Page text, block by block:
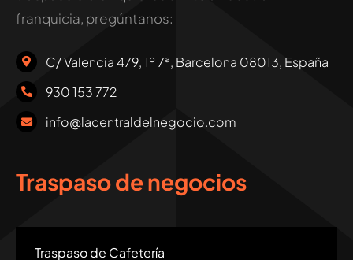
franquicia, pregúntanos:
C/ Valencia 479, 1º 7ª, Barcelona 08013, España
930 153 772
info@lacentraldelnegocio.com
Traspaso de negocios
Traspaso de Cafetería